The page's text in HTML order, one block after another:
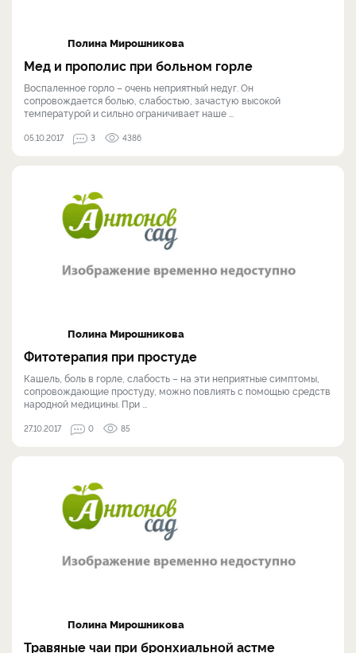
Полина Мирошникова
Мед и прополис при больном горле
Воспаленное горло – очень неприятный недуг. Он
сопровождается болью, слабостью, зачастую высокой
температурой и сильно ограничивает наше ...
05.10.2017 3 4386
Полина Мирошникова
Фитотерапия при простуде
Кашель, боль в горле, слабость – на эти неприятные симптомы,
сопровождающие простуду, можно повлиять с помощью средств
народной медицины. При ...
27.10.2017 0 85
Полина Мирошникова
Травяные чаи при бронхиальной астме